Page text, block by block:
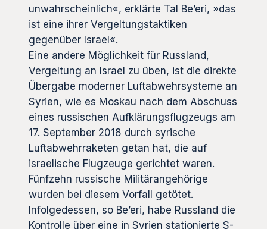
unwahrscheinlich«, erklärte Tal Be’eri, »das
ist eine ihrer Vergeltungstaktiken
gegenüber Israel«.
Eine andere Möglichkeit für Russland,
Vergeltung an Israel zu üben, ist die direkte
Übergabe moderner Luftabwehrsysteme an
Syrien, wie es Moskau nach dem Abschuss
eines russischen Aufklärungsflugzeugs am
17. September 2018 durch syrische
Luftabwehrraketen getan hat, die auf
israelische Flugzeuge gerichtet waren.
Fünfzehn russische Militärangehörige
wurden bei diesem Vorfall getötet.
Infolgedessen, so Be’eri, habe Russland die
Kontrolle über eine in Syrien stationierte S-